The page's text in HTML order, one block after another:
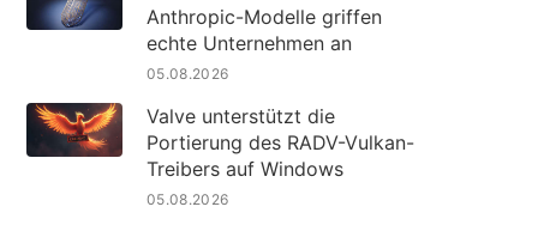
Anthropic-Modelle griffen
echte Unternehmen an
05.08.2026
Valve unterstützt die
Portierung des RADV-Vulkan-
Treibers auf Windows
05.08.2026